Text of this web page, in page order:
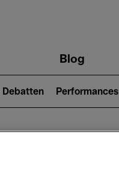
Blog
Debatten Performances